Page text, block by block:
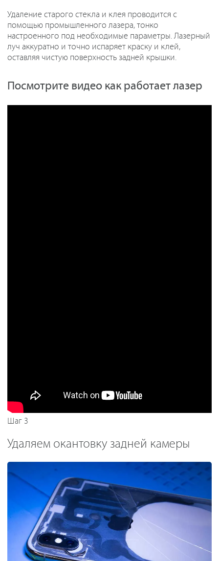
Удаление старого стекла и клея проводится с
помощью промышленного лазера, тонко
настроенного под необходимые параметры. Лазерный
луч аккуратно и точно испаряет краску и клей,
оставляя чистую поверхность задней крышки.
Посмотрите видео как работает лазер
Шаг 3
Удаляем окантовку задней камеры